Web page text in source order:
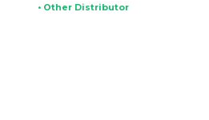
• Other Distributor